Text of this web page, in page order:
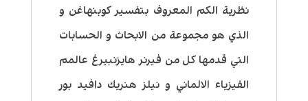
نظرية الكم المعروف بتفسير كوبنهاغن و
الذي هو مجموعة من الابحاث و الحسابات
التي قدمها كل من فيرنر هايزنبيرغ عالمم
الفيزياء الالماني و نيلز هنريك دافيد بور